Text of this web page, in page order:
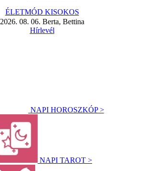
ÉLETMÓD KISOKOS
2026. 08. 06. Berta, Bettina
Hírlevél
NAPI HOROSZKÓP >
NAPI TAROT >